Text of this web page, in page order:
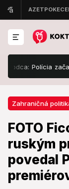
Polícia začala
Zahraničná
FOTO
ruským
povedal
Zahraničná politika
FOTO
ruským
Putin
Ruský
obnovenie